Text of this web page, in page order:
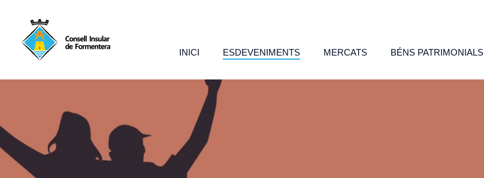
INICI ESDEVENIMENTS MERCATS BÉNS PATRIMONIALS